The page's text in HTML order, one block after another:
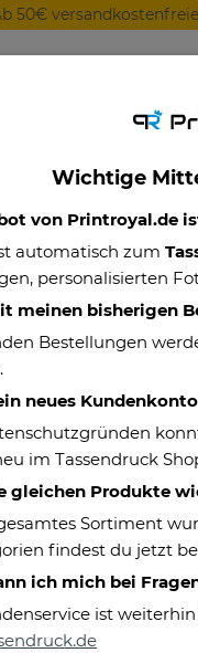
50€
- Der beste Papa der
Wichtige
von Printroyal.de
automatisch zum
personalisierten
meinen bisherigen
Bestellungen
neues
im Tassendruck
gleichen Produkte
Sortiment
findest du jetzt
ich mich bei
ist